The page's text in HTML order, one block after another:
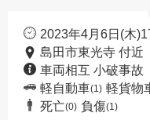
2023年4月6日(木
島田市東光寺 付近
車両相互 小破事故
軽自動車(1) 軽貨物
死亡(0) 負傷(1)